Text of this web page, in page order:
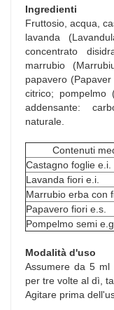
Ingredienti
Fruttosio, acqua,
lavanda
concentrato
marrubio
papavero
citrico; pompelmo
addensante:
naturale.
Contenuti
Castagno foglie e.i.
Lavanda fiori e.i.
Marrubio erba con
Papavero fiori e.s.
Pompelmo semi e.g.
Modalità d'uso
Assumere da 5 ml
per tre volte al dì,
Agitare prima